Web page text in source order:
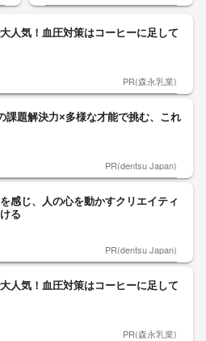
人気！血圧対策はコーヒーに足して
PR(森永乳業)
課題解決力×多様な才能で挑む、これ
PR(dentsu Japan)
を感じ、人の心を動かすクリエイティ
る
PR(dentsu Japan)
人気！血圧対策はコーヒーに足して
PR(森永乳業)